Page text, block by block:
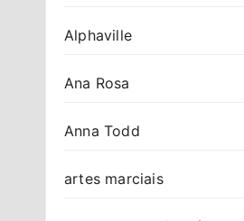
Alphaville
Ana Rosa
Anna Todd
artes marciais